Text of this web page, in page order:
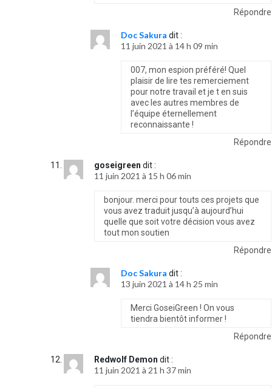
Répondre
Doc Sakura dit :
11 juin 2021 à 14 h 09 min
007, mon espion préféré! Quel
plaisir de lire tes remerciement
pour notre travail et je t en suis
avec les autres membres de
l’équipe éternellement
reconnaissante !
Répondre
goseigreen dit :
11 juin 2021 à 15 h 06 min
bonjour. merci pour touts ces projets que
vous avez traduit jusqu’à aujourd’hui
quelle que soit votre décision vous avez
tout mon soutien
Répondre
Doc Sakura dit :
13 juin 2021 à 14 h 25 min
Merci GoseiGreen ! On vous
tiendra bientôt informer !
Répondre
Redwolf Demon dit :
11 juin 2021 à 21 h 37 min